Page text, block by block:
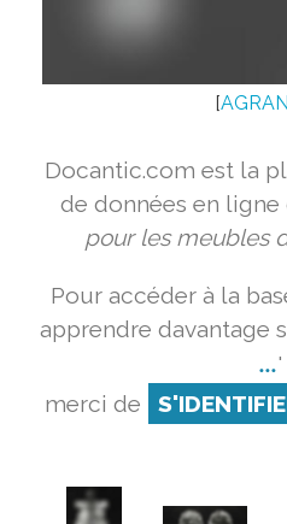
[
Docantic.com est la
de données en ligne
pour les meubles
Pour accéder à la
apprendre davantage
...'
merci de